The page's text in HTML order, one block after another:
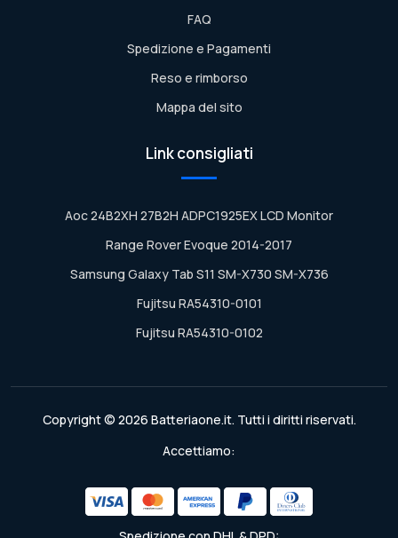
FAQ
Spedizione e Pagamenti
Reso e rimborso
Mappa del sito
Link consigliati
Aoc 24B2XH 27B2H ADPC1925EX LCD Monitor
Range Rover Evoque 2014-2017
Samsung Galaxy Tab S11 SM-X730 SM-X736
Fujitsu RA54310-0101
Fujitsu RA54310-0102
Copyright © 2026 Batteriaone.it. Tutti i diritti riservati.
Accettiamo: